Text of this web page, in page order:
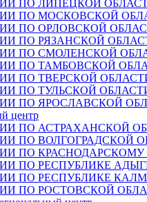
ПО ЛИПЕЦКОЙ
ПО МОСКОВСКОЙ
ПО ОРЛОВСКОЙ
ПО РЯЗАНСКОЙ
ПО СМОЛЕНСКОЙ
ПО ТАМБОВСКОЙ
ПО ТВЕРСКОЙ
ПО ТУЛЬСКОЙ
ПО ЯРОСЛАВСКОЙ
центр
ПО АСТРАХАНСКОЙ
ПО ВОЛГОГРАДСКОЙ
ПО
ПО РЕСПУБЛИКЕ
ПО РЕСПУБЛИКЕ
ПО РОСТОВСКОЙ